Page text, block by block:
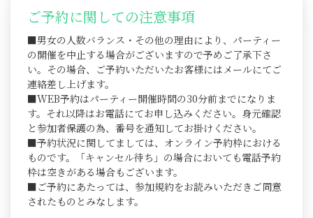
ご予約に関しての注意事項
■男女の人数バランス・その他の理由により、パーティー
の開催を中止する場合がございますので予めご了承下さ
い。その場合、ご予約いただいたお客様にはメールにてご
連絡差し上げます。
■WEB予約はパーティー開催時間の30分前までになりま
す。それ以降はお電話にてお申し込みください。身元確認
と参加者保護の為、番号を通知してお掛けください。
■予約状況に関してましては、オンライン予約枠における
ものです。「キャンセル待ち」の場合においても電話予約
枠は空きがある場合もございます。
■ご予約にあたっては、参加規約をお読みいただきご同意
されたものとみなします。